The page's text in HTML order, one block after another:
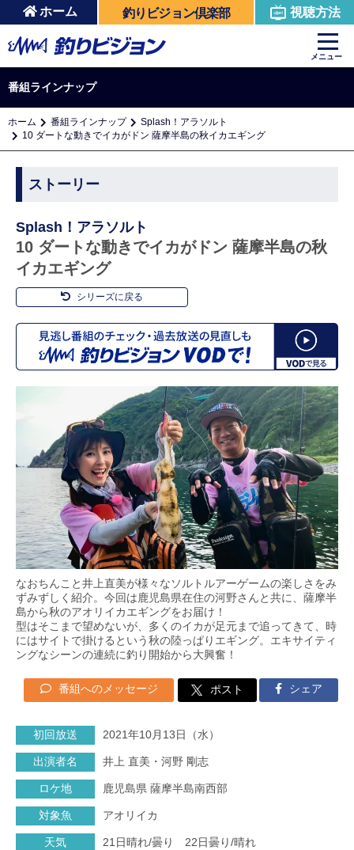
ホーム 釣りビジョン倶楽部 視聴方法
メニュー
番組ラインナップ
ホーム 番組ラインナップ
Splash！アラソルト
10 ダートな動きでイカがドン 薩摩半島の秋イカエギング
ストーリー
Splash！アラソルト
10 ダートな動きでイカがドン 薩摩半島の秋
イカエギング
シリーズに戻る
なおちんこと井上直美が様々なソルトルアーゲームの楽しさをみ
ずみずしく紹介。今回は鹿児島県在住の河野さんと共に、薩摩半
島から秋のアオリイカエギングをお届け！
型はそこまで望めないが、多くのイカが足元まで追ってきて、時
にはサイトで掛けるという秋の陸っぱりエギング。エキサイティ
ングなシーンの連続に釣り開始から大興奮！
番組へのメッセージ ポスト シェア
初回放送 2021年10月13日（水）
出演者名 井上 直美・河野 剛志
ロケ地 鹿児島県 薩摩半島南西部
対象魚 アオリイカ
天気 21日晴れ/曇り 22日曇り/晴れ